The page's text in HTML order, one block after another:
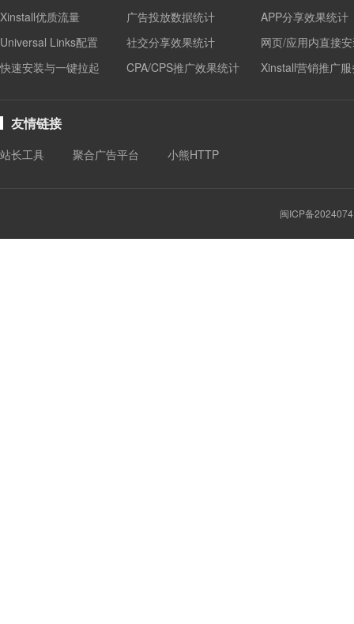
Xinstall优质流量
Universal Links配置
快速安装与一键拉起
广告投放数据统计
APP分享效果统计
社交分享效果统计
网页/应用内直接
CPA/CPS推广效果统计
Xinstall营销推广
友情链接
站长工具 聚合广告平台 小熊HTTP
闽ICP备